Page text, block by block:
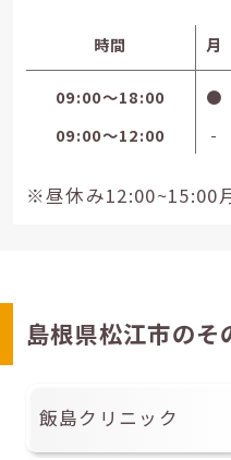
時間 月
09:00〜18:00 ●
09:00〜12:00
-
※昼休み12:00~15:00
島根県松江市のそ
飯島クリニック